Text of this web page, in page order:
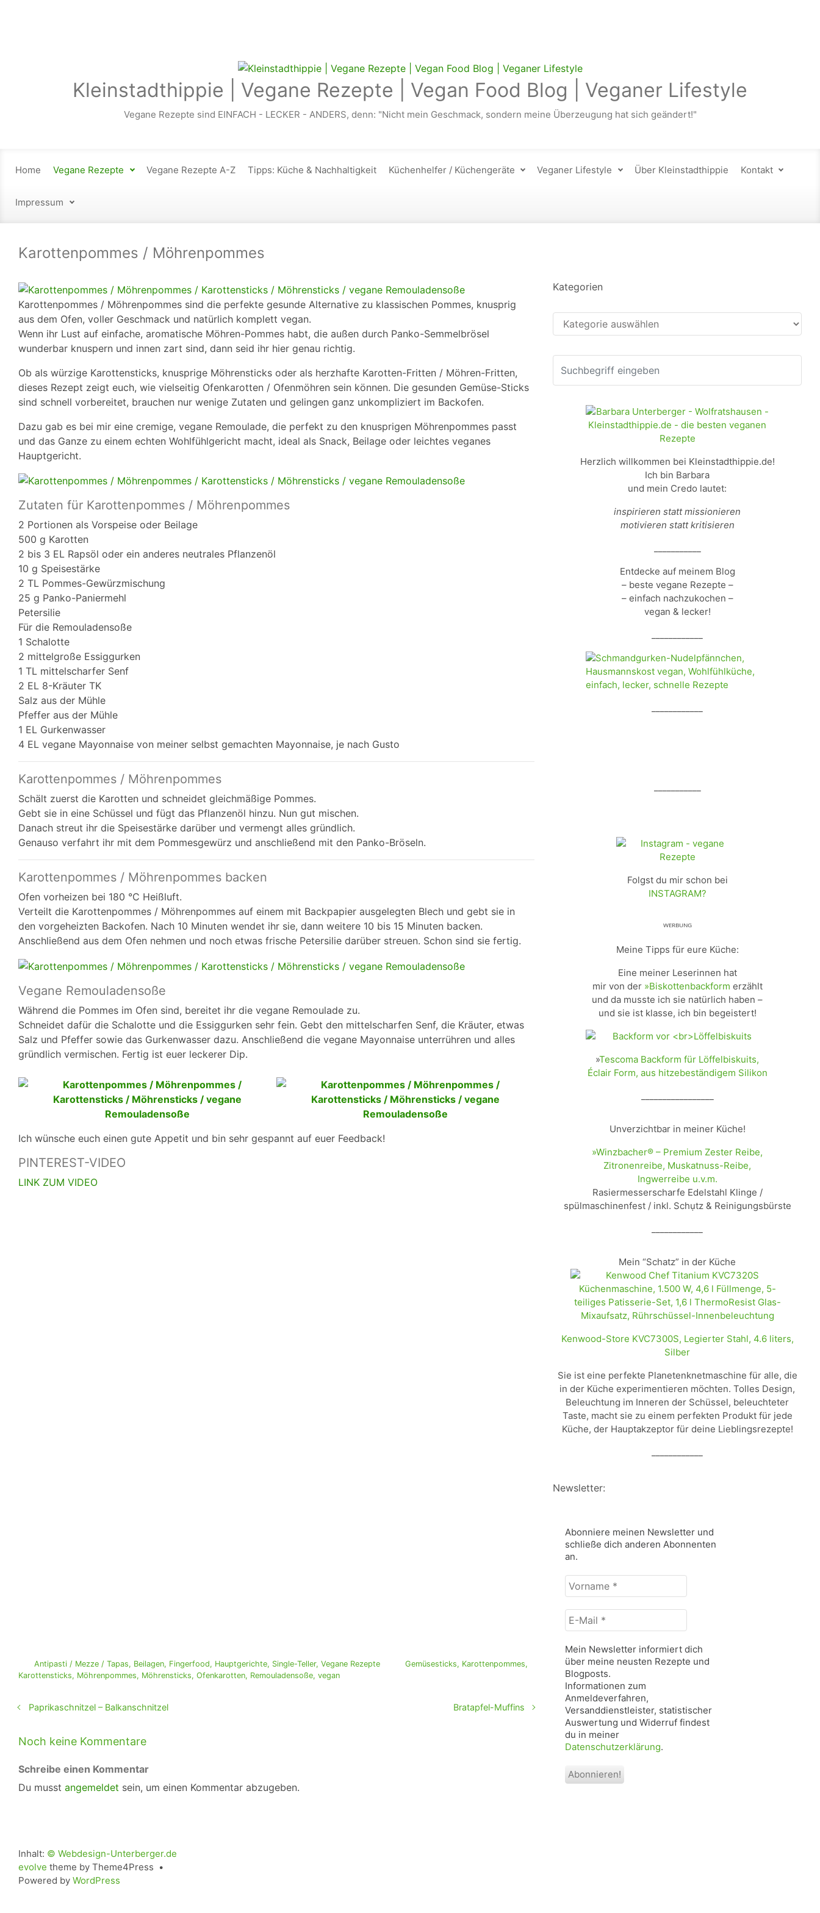
Kleinstadthippie | Vegane Rezepte | Vegan Food Blog | Veganer Lifestyle
Vegane Rezepte sind EINFACH - LECKER - ANDERS, denn: "Nicht mein Geschmack, sondern meine Überzeugung hat sich geändert!"
Home Vegane Rezepte Vegane Rezepte A-Z Tipps: Küche & Nachhaltigkeit Küchenhelfer / Küchengeräte Veganer Lifestyle Über Kleinstadthippie Kontakt
Impressum
Karottenpommes / Möhrenpommes
Karottenpommes / Möhrenpommes sind die perfekte gesunde Alternative zu klassischen Pommes, knusprig
aus dem Ofen, voller Geschmack und natürlich komplett vegan.
Wenn ihr Lust auf einfache, aromatische Möhren-Pommes habt, die außen durch Panko-Semmelbrösel
wunderbar knuspern und innen zart sind, dann seid ihr hier genau richtig.
Ob als würzige Karottensticks, knusprige Möhrensticks oder als herzhafte Karotten-Fritten / Möhren-Fritten,
dieses Rezept zeigt euch, wie vielseitig Ofenkarotten / Ofenmöhren sein können. Die gesunden Gemüse-Sticks
sind schnell vorbereitet, brauchen nur wenige Zutaten und gelingen ganz unkompliziert im Backofen.
Dazu gab es bei mir eine cremige, vegane Remoulade, die perfekt zu den knusprigen Möhrenpommes passt
und das Ganze zu einem echten Wohlfühlgericht macht, ideal als Snack, Beilage oder leichtes veganes
Hauptgericht.
Zutaten für Karottenpommes / Möhrenpommes
2 Portionen als Vorspeise oder Beilage
500 g Karotten
2 bis 3 EL Rapsöl oder ein anderes neutrales Pflanzenöl
10 g Speisestärke
2 TL Pommes-Gewürzmischung
25 g Panko-Paniermehl
Petersilie
Für die Remouladensoße
1 Schalotte
2 mittelgroße Essiggurken
1 TL mittelscharfer Senf
2 EL 8-Kräuter TK
Salz aus der Mühle
Pfeffer aus der Mühle
1 EL Gurkenwasser
4 EL vegane Mayonnaise von meiner selbst gemachten Mayonnaise, je nach Gusto
Karottenpommes / Möhrenpommes
Schält zuerst die Karotten und schneidet gleichmäßige Pommes.
Gebt sie in eine Schüssel und fügt das Pflanzenöl hinzu. Nun gut mischen.
Danach streut ihr die Speisestärke darüber und vermengt alles gründlich.
Genauso verfahrt ihr mit dem Pommesgewürz und anschließend mit den Panko-Bröseln.
Karottenpommes / Möhrenpommes backen
Ofen vorheizen bei 180 °C Heißluft.
Verteilt die Karottenpommes / Möhrenpommes auf einem mit Backpapier ausgelegten Blech und gebt sie in
den vorgeheizten Backofen. Nach 10 Minuten wendet ihr sie, dann weitere 10 bis 15 Minuten backen.
Anschließend aus dem Ofen nehmen und noch etwas frische Petersilie darüber streuen. Schon sind sie fertig.
Vegane Remouladensoße
Während die Pommes im Ofen sind, bereitet ihr die vegane Remoulade zu.
Schneidet dafür die Schalotte und die Essiggurken sehr fein. Gebt den mittelscharfen Senf, die Kräuter, etwas
Salz und Pfeffer sowie das Gurkenwasser dazu. Anschließend die vegane Mayonnaise unterrühren und alles
gründlich vermischen. Fertig ist euer leckerer Dip.
Ich wünsche euch einen gute Appetit und bin sehr gespannt auf euer Feedback!
PINTEREST-VIDEO
LINK ZUM VIDEO
Antipasti / Mezze / Tapas, Beilagen, Fingerfood, Hauptgerichte, Single-Teller, Vegane Rezepte Gemüsesticks, Karottenpommes,
Karottensticks, Möhrenpommes, Möhrensticks, Ofenkarotten, Remouladensoße, vegan
Paprikaschnitzel – Balkanschnitzel Bratapfel-Muffins
Noch keine Kommentare
Schreibe einen Kommentar
Du musst angemeldet sein, um einen Kommentar abzugeben.
Kategorien
Kategorien
Herzlich willkommen bei Kleinstadthippie.de!
Ich bin Barbara
und mein Credo lautet:
inspirieren statt missionieren
motivieren statt kritisieren
Entdecke auf meinem Blog
– beste vegane Rezepte –
– einfach nachzukochen –
vegan & lecker!
Folgst du mir schon bei
INSTAGRAM?
ᵂᴱᴿᴮᵁᴺᴳ
Meine Tipps für eure Küche:
Eine meiner Leserinnen hat
mir von der »Biskottenbackform erzählt
und da musste ich sie natürlich haben –
und sie ist klasse, ich bin begeistert!
»Tescoma Backform für Löffelbiskuits,
Éclair Form, aus hitzebeständigem Silikon
Unverzichtbar in meiner Küche!
»Winzbacher® – Premium Zester Reibe,
Zitronenreibe, Muskatnuss-Reibe,
Ingwerreibe u.v.m.
Rasiermesserscharfe Edelstahl Klinge /
spülmaschinenfest / inkl. Schụtz & Reinigungsbürste
Mein “Schatz” in der Küche
Kenwood-Store KVC7300S, Legierter Stahl, 4.6 liters,
Silber
Sie ist eine perfekte Planetenknetmaschine für alle, die
in der Küche experimentieren möchten. Tolles Design,
Beleuchtung im Inneren der Schüssel, beleuchteter
Taste, macht sie zu einem perfekten Produkt für jede
Küche, der Hauptakzeptor für deine Lieblingsrezepte!
Newsletter:
Abonniere meinen Newsletter und
schließe dich anderen Abonnenten
an.
Vorname
E-
Mail
Mein Newsletter informiert dich
über meine neusten Rezepte und
Blogposts.
Informationen zum
Anmeldeverfahren,
Versanddienstleister, statistischer
Auswertung und Widerruf findest
du in meiner
Datenschutzerklärung.
Inhalt: © Webdesign-Unterberger.de
evolve theme by Theme4Press •
Powered by WordPress